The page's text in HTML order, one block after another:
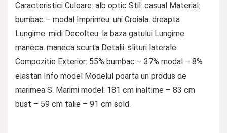
Caracteristici Culoare: alb optic Stil: casual Material:
bumbac – modal Imprimeu: uni Croiala: dreapta
Lungime: midi Decolteu: la baza gatului Lungime
maneca: maneca scurta Detalii: slituri laterale
Compozitie Exterior: 55% bumbac – 37% modal – 8%
elastan Info model Modelul poarta un produs de
marimea S. Marimi model: 181 cm inaltime – 83 cm
bust – 59 cm talie – 91 cm sold.